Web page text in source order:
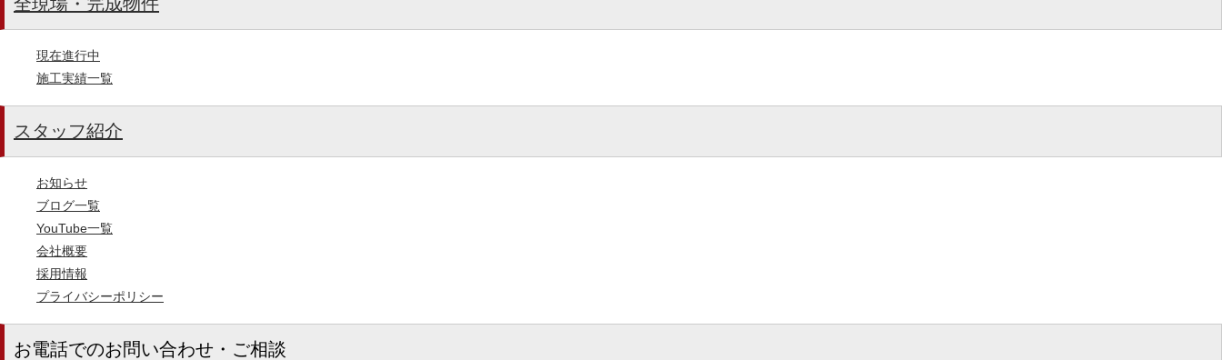
現在進行中
施工実績一覧
スタッフ紹介
お知らせ
ブログ一覧
YouTube一覧
会社概要
採用情報
プライバシーポリシー
お電話でのお問い合わせ・ご相談